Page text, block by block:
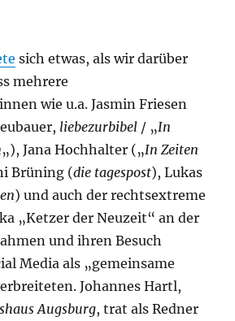
sich etwas, als wir darüber
mehrere
wie u.a. Jasmin Friesen
liebezurbibel / „In
„), Jana Hochhalter („In Zeiten
Brüning (die tagespost), Lukas
) und auch der rechtsextreme
„Ketzer der Neuzeit“ an der
und ihren Besuch
Media als „gemeinsame
Johannes Hartl,
Augsburg, trat als Redner